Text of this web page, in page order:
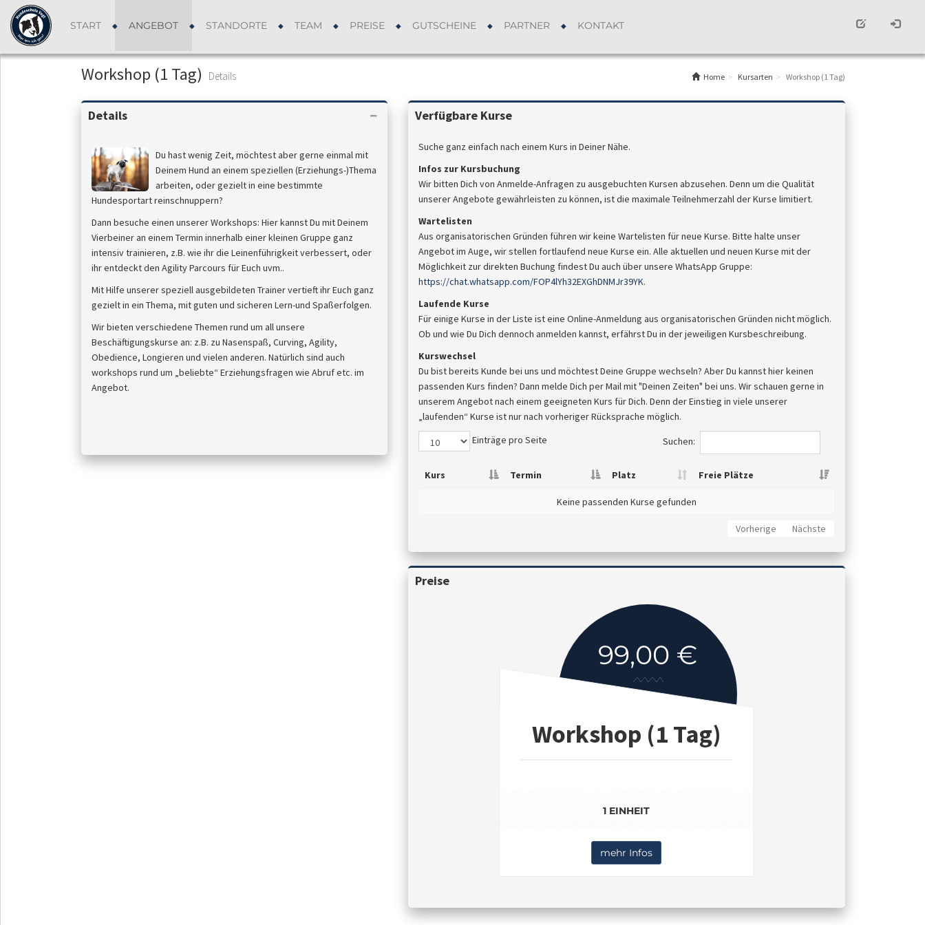
START ANGEBOT STANDORTE TEAM PREISE GUTSCHEINE PARTNER KONTAKT
Workshop (1 Tag) Details Home Kursarten Workshop (1 Tag)
Details
Du hast wenig Zeit, möchtest aber gerne einmal mit
Deinem Hund an einem speziellen (Erziehungs-)Thema
arbeiten, oder gezielt in eine bestimmte
Hundesportart reinschnuppern?
Dann besuche einen unserer Workshops: Hier kannst Du mit Deinem
Vierbeiner an einem Termin innerhalb einer kleinen Gruppe ganz
intensiv trainieren, z.B. wie ihr die Leinenführigkeit verbessert, oder
ihr entdeckt den Agility Parcours für Euch uvm..
Mit Hilfe unserer speziell ausgebildeten Trainer vertieft ihr Euch ganz
gezielt in ein Thema, mit guten und sicheren Lern-und Spaßerfolgen.
Wir bieten verschiedene Themen rund um all unsere
Beschäftigungskurse an: z.B. zu Nasenspaß, Curving, Agility,
Obedience, Longieren und vielen anderen. Natürlich sind auch
workshops rund um „beliebte“ Erziehungsfragen wie Abruf etc. im
Angebot.
Verfügbare Kurse
Suche ganz einfach nach einem Kurs in Deiner Nähe.
Infos zur Kursbuchung
Wir bitten Dich von Anmelde-Anfragen zu ausgebuchten Kursen abzusehen. Denn um die Qualität
unserer Angebote gewährleisten zu können, ist die maximale Teilnehmerzahl der Kurse limitiert.
Wartelisten
Aus organisatorischen Gründen führen wir keine Wartelisten für neue Kurse. Bitte halte unser
Angebot im Auge, wir stellen fortlaufend neue Kurse ein. Alle aktuellen und neuen Kurse mit der
Möglichkeit zur direkten Buchung findest Du auch über unsere WhatsApp Gruppe:
https://chat.whatsapp.com/FOP4lYh32EXGhDNMJr39YK.
Laufende Kurse
Für einige Kurse in der Liste ist eine Online-Anmeldung aus organisatorischen Gründen nicht möglich.
Ob und wie Du Dich dennoch anmelden kannst, erfährst Du in der jeweiligen Kursbeschreibung.
Kurswechsel
Du bist bereits Kunde bei uns und möchtest Deine Gruppe wechseln? Aber Du kannst hier keinen
passenden Kurs finden? Dann melde Dich per Mail mit "Deinen Zeiten" bei uns. Wir schauen gerne in
unserem Angebot nach einem geeigneten Kurs für Dich. Denn der Einstieg in viele unserer
„laufenden“ Kurse ist nur nach vorheriger Rücksprache möglich.
Einträge pro Seite
Suchen:
Kurs Termin Platz Freie Plätze
Keine passenden Kurse gefunden
Vorherige Nächste
Preise
99,00 €
Workshop (1 Tag)
1 EINHEIT
mehr Infos